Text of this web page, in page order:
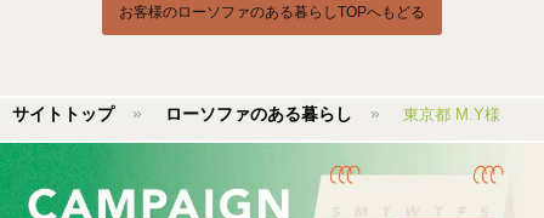
お客様のローソファのある暮らしTOPへもどる
サイトトップ ローソファのある暮らし 東京都 M.Y様